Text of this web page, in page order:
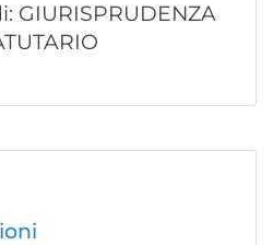
GIURISPRUDENZA